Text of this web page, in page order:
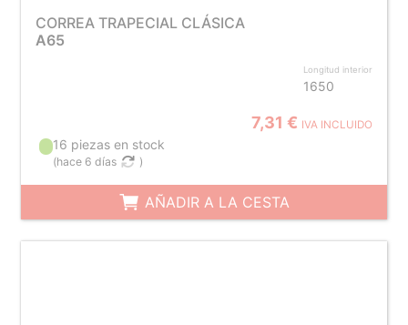
CORREA TRAPECIAL CLÁSICA
A65
Longitud interior
1650
7,31 € IVA INCLUIDO
16 piezas en stock
(hace 6 días )
AÑADIR A LA CESTA